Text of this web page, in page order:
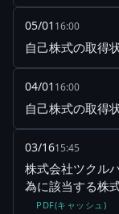
05/01 16:00
自己株式の取得
04/01 16:00
自己株式の取得
03/1615:45
株式会社ツクル
為に該当する株
PDF(キャッシュ)